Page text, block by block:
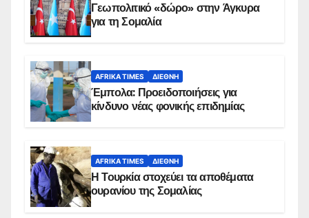
Γεωπολιτικό «δώρο» στην Άγκυρα
για τη Σομαλία
AFRIKA TIMES ΔΙΕΘΝΉ
Έμπολα: Προειδοποιήσεις για
κίνδυνο νέας φονικής επιδημίας
AFRIKA TIMES ΔΙΕΘΝΉ
Η Τουρκία στοχεύει τα αποθέματα
ουρανίου της Σομαλίας